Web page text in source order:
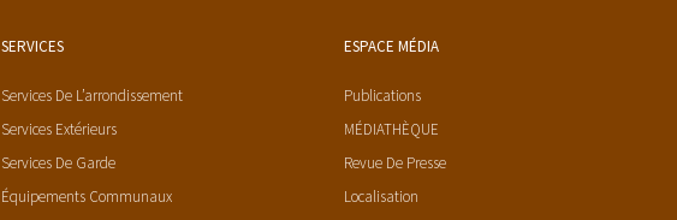
SERVICES
Services De L’arrondissement
Services Extérieurs
Services De Garde
Équipements Communaux
ESPACE MÉDIA
Publications
MÉDIATHÈQUE
Revue De Presse
Localisation